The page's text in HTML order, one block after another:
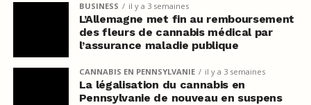
BUSINESS il y a 3 semaines
L’Allemagne met fin au remboursement
des fleurs de cannabis médical par
l’assurance maladie publique
CANNABIS EN PENNSYLVANIE il y a 3 semaines
La légalisation du cannabis en
Pennsylvanie de nouveau en suspens